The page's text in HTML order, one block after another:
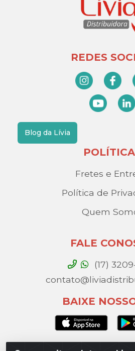
REDES
Blog da Lívia
Fretes e
Política de
Quem
FALE
(17)
BAIXE